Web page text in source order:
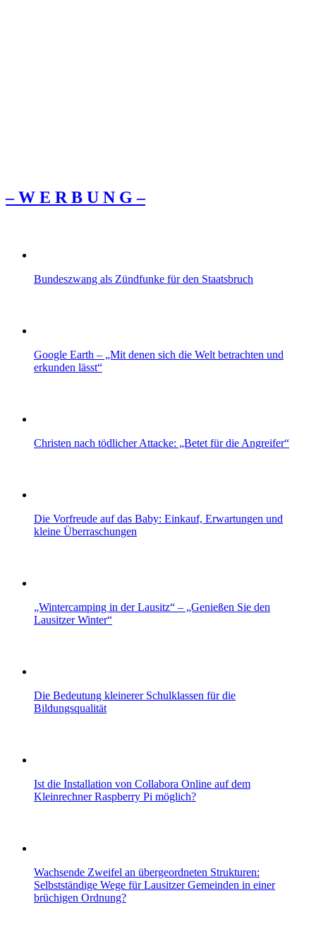
– W Ε R Β U Ν G –
Bundeszwang als Zündfunke für den Staatsbruch
Google Earth – „Mit denen sich die Welt betrachten und
erkunden lässt“
Christen nach tödlicher Attacke: „Betet für die Angreifer“
Die Vorfreude auf das Baby: Einkauf, Erwartungen und
kleine Überraschungen
„Wintercamping in der Lausitz“ – „Genießen Sie den
Lausitzer Winter“
Die Bedeutung kleinerer Schulklassen für die
Bildungsqualität
Ist die Installation von Collabora Online auf dem
Kleinrechner Raspberry Pi möglich?
Wachsende Zweifel an übergeordneten Strukturen:
Selbstständige Wege für Lausitzer Gemeinden in einer
brüchigen Ordnung?